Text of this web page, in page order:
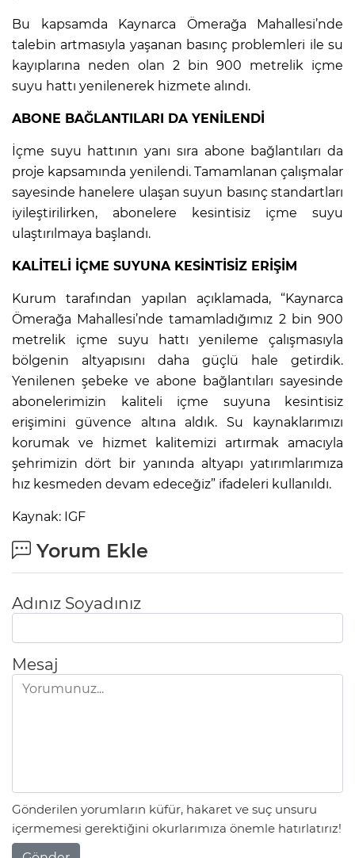
Bu kapsamda Kaynarca Ömerağa Mahallesi’nde
talebin artmasıyla yaşanan basınç problemleri ile su
kayıplarına neden olan 2 bin 900 metrelik içme
suyu hattı yenilenerek hizmete alındı.
ABONE BAĞLANTILARI DA YENİLENDİ
İçme suyu hattının yanı sıra abone bağlantıları da
proje kapsamında yenilendi. Tamamlanan çalışmalar
sayesinde hanelere ulaşan suyun basınç standartları
iyileştirilirken, abonelere kesintisiz içme suyu
ulaştırılmaya başlandı.
KALİTELİ İÇME SUYUNA KESİNTİSİZ ERİŞİM
Kurum tarafından yapılan açıklamada, “Kaynarca
Ömerağa Mahallesi’nde tamamladığımız 2 bin 900
metrelik içme suyu hattı yenileme çalışmasıyla
bölgenin altyapısını daha güçlü hale getirdik.
Yenilenen şebeke ve abone bağlantıları sayesinde
abonelerimizin kaliteli içme suyuna kesintisiz
erişimini güvence altına aldık. Su kaynaklarımızı
korumak ve hizmet kalitemizi artırmak amacıyla
şehrimizin dört bir yanında altyapı yatırımlarımıza
hız kesmeden devam edeceğiz” ifadeleri kullanıldı.
Kaynak: IGF
Yorum Ekle
Adınız Soyadınız
Mesaj
Gönderilen yorumların küfür, hakaret ve suç unsuru
içermemesi gerektiğini okurlarımıza önemle hatırlatırız!